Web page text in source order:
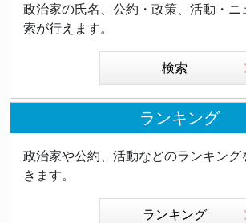
政治家の氏名、公約・政策、活動・ニ
索が行えます。
検索
ランキング
政治家や公約、活動などのランキング
きます。
ランキング